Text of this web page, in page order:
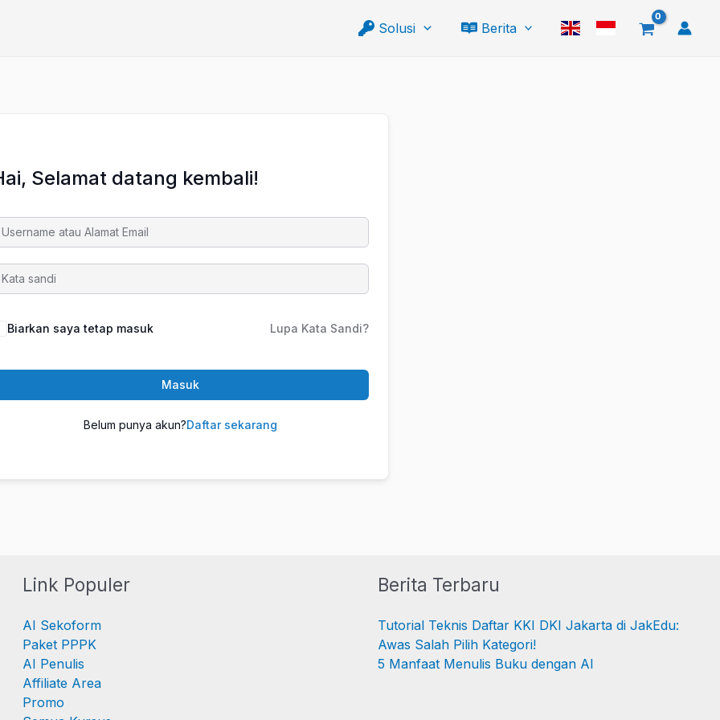
Solusi
Berita
Selamat datang kembali!
Biarkan saya tetap masuk Lupa Kata Sandi?
Masuk
Belum punya akun?Daftar sekarang
Link Populer
AI Sekoform
Paket PPPK
AI Penulis
Affiliate Area
Promo
Berita Terbaru
Tutorial Teknis Daftar KKI DKI Jakarta di JakEdu:
Awas Salah Pilih Kategori!
5 Manfaat Menulis Buku dengan AI